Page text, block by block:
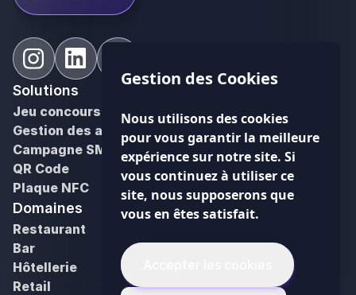
Solutions
Jeu concours
Gestion des avis Google
Campagne SMS
QR Code
Plaque NFC
Domaines
Restaurant
Bar
Hôtellerie
Retail
Ressources
PDF utiles
Outils
Gestion des Cookies
Nous utilisons des cookies
pour vous garantir la meilleure
expérience sur notre site. Si
vous continuez à utiliser ce
site, nous supposerons que
vous en êtes satisfait.